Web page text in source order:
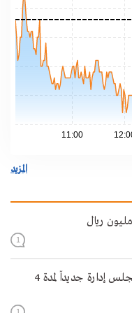
11:00
المزيد
1
عمومية إيه إف جي إنترناشونال تنتخب مجلس إدارة جديداً لمدة 4